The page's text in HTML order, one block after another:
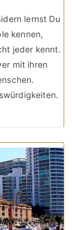
lernst Du
kennen,
jeder kennt.
mit ihren